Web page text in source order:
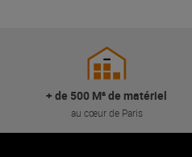
+ de 500 M² de matériel
au cœur de Paris